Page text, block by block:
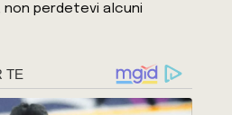
non perdetevi alcuni